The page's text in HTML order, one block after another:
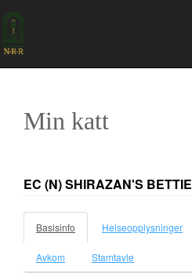
Min katt
EC (N) SHIRAZAN'S BETTIE
Basisinfo Helseopplysninger
Avkom Stamtavle